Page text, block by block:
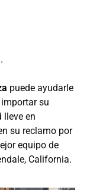
puede ayudarle
su
lleve en
su reclamo por
equipo de
California.